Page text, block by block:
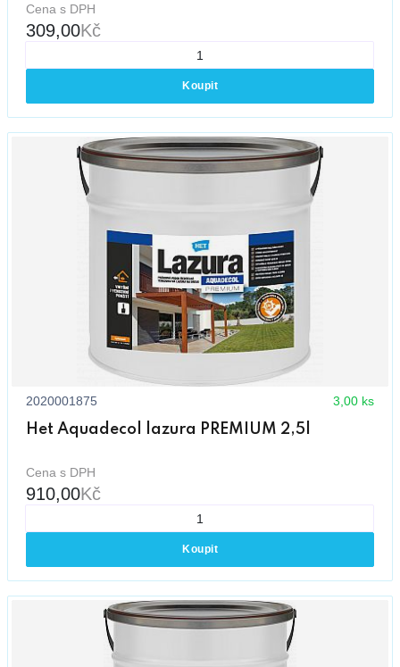
Cena s DPH
309,00Kč
Koupit
2020001875 3,00 ks
Het Aquadecol lazura PREMIUM 2,5l
Cena s DPH
910,00Kč
Koupit